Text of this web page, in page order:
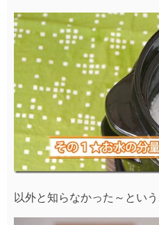
以外と知らなかった～とい